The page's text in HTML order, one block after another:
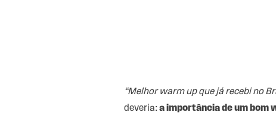
“Melhor warm up que já recebi no
deveria:a importância de um bom